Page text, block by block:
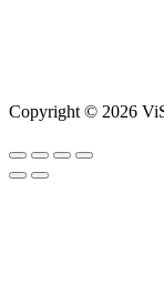
Copyright © 2026